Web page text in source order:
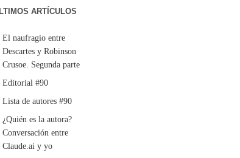
ARTÍCULOS
El naufragio entre
Descartes y Robinson
Crusoe. Segunda parte
Editorial #90
Lista de autores #90
¿Quién es la autora?
Conversación entre
Claude.ai y yo